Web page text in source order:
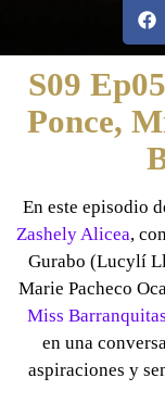
S09
Ponce,
En este episodio
Zashely Alicea,
Gurabo (Lucylí
Marie Pacheco
Miss Barranquitas
en una
aspiraciones y